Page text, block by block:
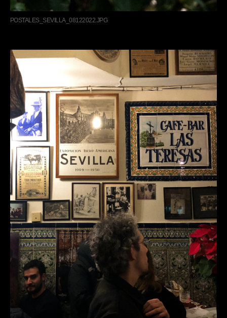
POSTALES_SEVILLA_08122022.JPG